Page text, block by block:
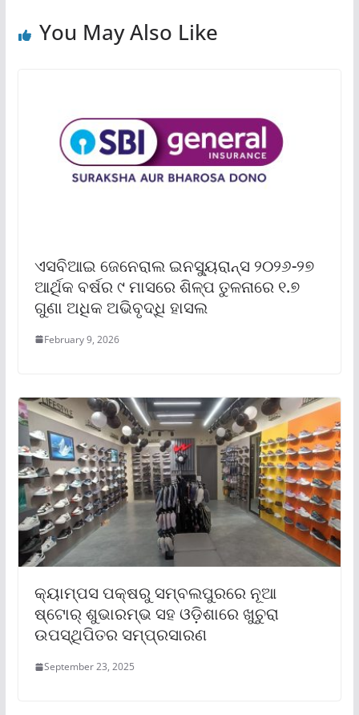
You May Also Like
ଏସବିଆଇ ଜେନେରାଲ ଇନସ୍ୟୁରାନ୍ସ ୨୦୨୬-୨୭
ଆର୍ଥିକ ବର୍ଷର ୯ ମାସରେ ଶିଳ୍ପ ତୁଳନାରେ ୧.୭
ଗୁଣା ଅଧିକ ଅଭିବୃଦ୍ଧି ହାସଲ
February 9, 2026
କ୍ୟାମ୍ପସ ପକ୍ଷରୁ ସମ୍ବଲପୁରରେ ନୂଆ
ଷ୍ଟୋର୍ ଶୁଭାରମ୍ଭ ସହ ଓଡ଼ିଶାରେ ଖୁଚୁରା
ଉପସ୍ଥିପିତର ସମ୍ପ୍ରସାରଣ
September 23, 2025